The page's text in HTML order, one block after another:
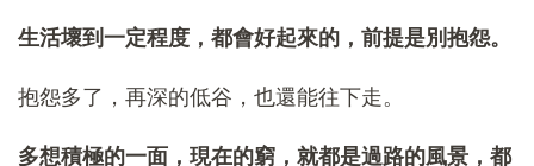
生活壞到一定程度，都會好起來的，前提是別抱怨。
抱怨多了，再深的低谷，也還能往下走。
多想積極的一面，現在的窮，就都是過路的風景，都